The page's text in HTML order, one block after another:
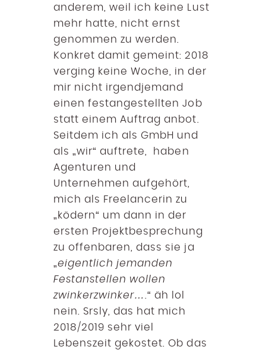
anderem, weil ich keine Lust
mehr hatte, nicht ernst
genommen zu werden.
Konkret damit gemeint: 2018
verging keine Woche, in der
mir nicht irgendjemand
einen festangestellten Job
statt einem Auftrag anbot.
Seitdem ich als GmbH und
als „wir“ auftrete, haben
Agenturen und
Unternehmen aufgehört,
mich als Freelancerin zu
„ködern“ um dann in der
ersten Projektbesprechung
zu offenbaren, dass sie ja
„eigentlich jemanden
Festanstellen wollen
zwinkerzwinker….“ äh lol
nein. Srsly, das hat mich
2018/2019 sehr viel
Lebenszeit gekostet. Ob das